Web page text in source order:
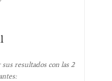
resultados con las 2